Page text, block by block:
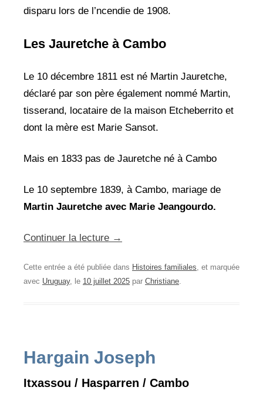
disparu lors de l’ncendie de 1908.
Les Jauretche à Cambo
Le 10 décembre 1811 est né Martin Jauretche,
déclaré par son père également nommé Martin,
tisserand, locataire de la maison Etcheberrito et
dont la mère est Marie Sansot.
Mais en 1833 pas de Jauretche né à Cambo
Le 10 septembre 1839, à Cambo, mariage de
Martin Jauretche avec Marie Jeangourdo.
Continuer la lecture →
Cette entrée a été publiée dans Histoires familiales, et marquée
avec Uruguay, le 10 juillet 2025 par Christiane.
Hargain Joseph
Itxassou / Hasparren / Cambo